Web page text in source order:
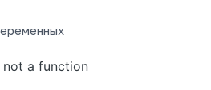
not a function